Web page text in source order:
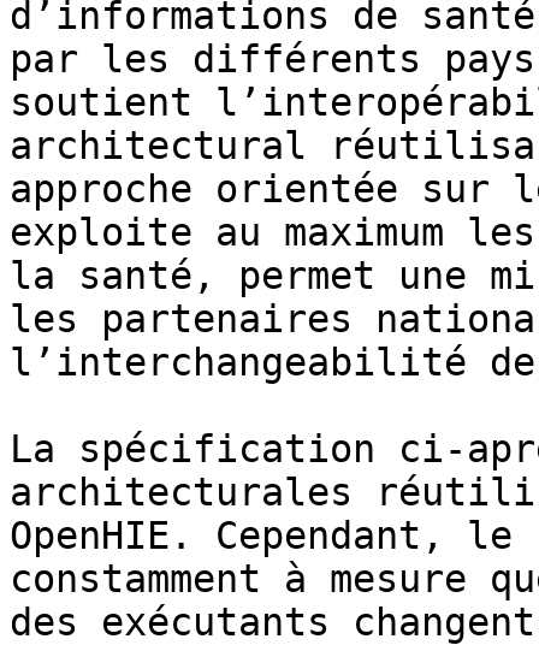
d’informations de
par les différents pays.
soutient
architectural
approche orientée sur
exploite au maximum
la santé, permet une
les partenaires
l’interchangeabilité
La spécification ci-
architecturales
OpenHIE. Cependant,
constamment à mesure
des exécutants